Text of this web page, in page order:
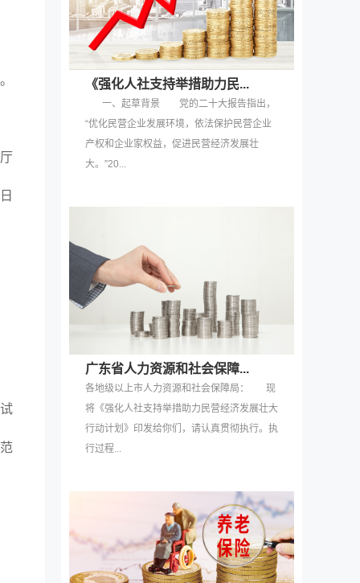
《强化人社支持举措助力民...
一、起草背景 党的二十大报告指出，
“优化民营企业发展环境，依法保护民营企业
产权和企业家权益，促进民营经济发展壮
大。”20...
广东省人力资源和社会保障...
各地级以上市人力资源和社会保障局： 现
将《强化人社支持举措助力民营经济发展壮大
行动计划》印发给你们，请认真贯彻执行。执
行过程...